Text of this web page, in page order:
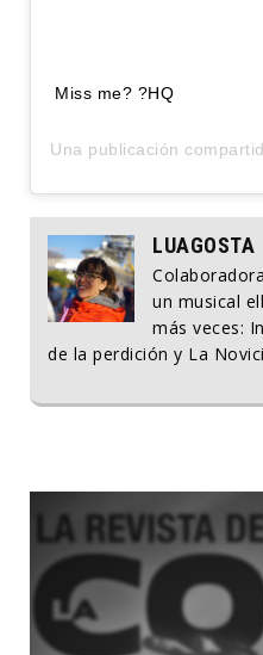
Miss me? ?HQ
Una publicación
LUAGOSTA
un musical
más veces:
de la perdición y La